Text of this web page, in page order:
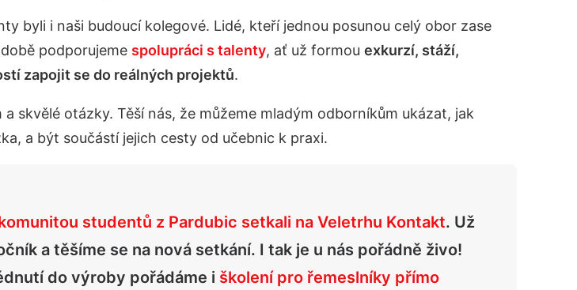
byli i naši budoucí kolegové. Lidé, kteří jednou posunou celý obor zase
podporujeme spolupráci s talenty, ať už formou exkurzí, stáží,
zapojit se do reálných projektů.
a skvělé otázky. Těší nás, že můžeme mladým odborníkům ukázat, jak
a být součástí jejich cesty od učebnic k praxi.
studentů z Pardubic setkali na Veletrhu Kontakt. Už
a těšíme se na nová setkání. I tak je u nás pořádně živo!
do výroby pořádáme i školení pro řemeslníky přímo